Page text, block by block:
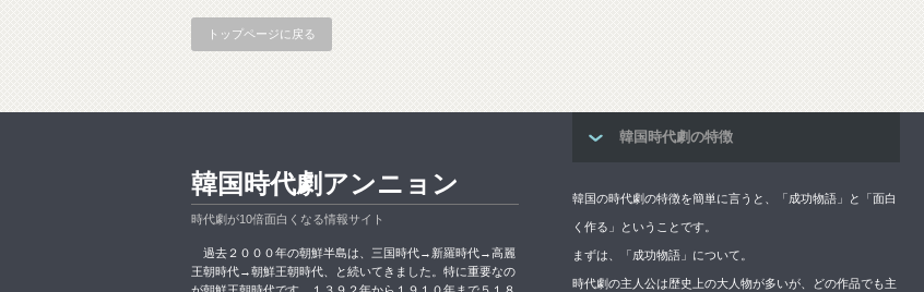
トップページに戻る
韓国時代劇の特徴
韓国の時代劇の特徴を簡単に言うと、「成功物語」と「面白
く作る」ということです。
まずは、「成功物語」について。
時代劇の主人公は歴史上の大人物が多いが、どの作品でも主
韓国時代劇アンニョン
時代劇が10倍面白くなる情報サイト
過去２０００年の朝鮮半島は、三国時代→新羅時代→高麗
王朝時代→朝鮮王朝時代、と続いてきました。特に重要なの